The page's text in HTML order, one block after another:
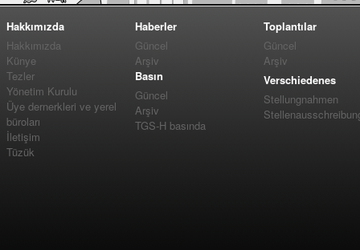
Hakkımızda
Hakkımızda
Künye
Tezler
Yönetim Kurulu
Üye dernerkleri ve yerel
büroları
İletişim
Tüzük
Haberler
Güncel
Arşiv
Basın
Güncel
Arşiv
TGS-H basında
Toplantılar
Güncel
Arşiv
Verschiedenes
Stellungnahmen